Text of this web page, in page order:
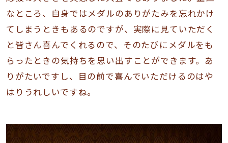
なところ、自身ではメダルのありがたみを忘れかけ
てしまうときもあるのですが、実際に見ていただく
と皆さん喜んでくれるので、そのたびにメダルをも
らったときの気持ちを思い出すことができます。あ
りがたいですし、目の前で喜んでいただけるのはや
はりうれしいですね。